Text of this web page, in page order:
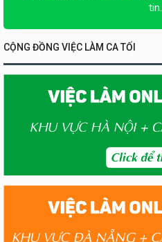
tin.
CỘNG ĐỒNG VIỆC LÀM CA TỐI